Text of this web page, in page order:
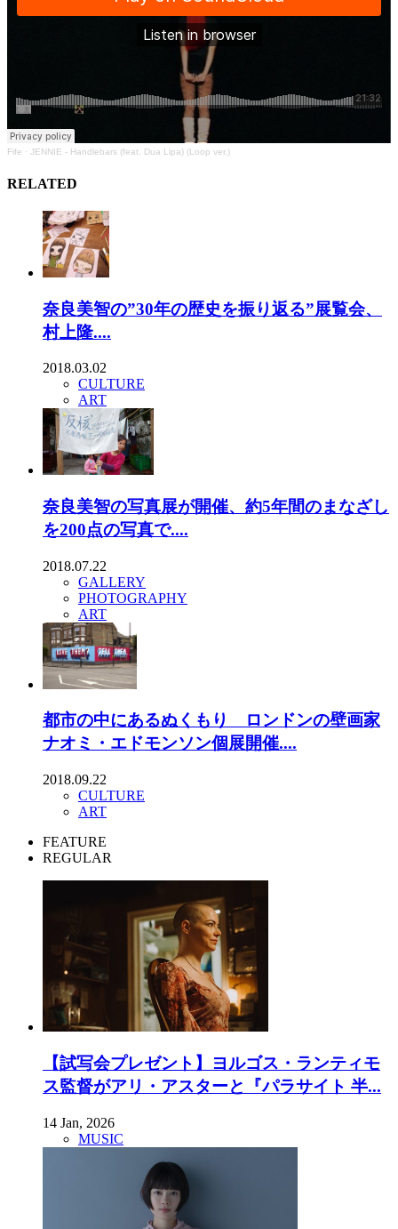
Fife · JENNIE - Handlebars (feat. Dua Lipa) (Loop ver.)
RELATED
奈良美智の”30年の歴史を振り返る”展覧会、
村上隆....
2018.03.02
CULTURE
ART
奈良美智の写真展が開催、約5年間のまなざし
を200点の写真で....
2018.07.22
GALLERY
PHOTOGRAPHY
ART
都市の中にあるぬくもり ロンドンの壁画家
ナオミ・エドモンソン個展開催....
2018.09.22
CULTURE
ART
FEATURE
REGULAR
【試写会プレゼント】ヨルゴス・ランティモ
ス監督がアリ・アスターと『パラサイト 半...
14 Jan, 2026
MUSIC